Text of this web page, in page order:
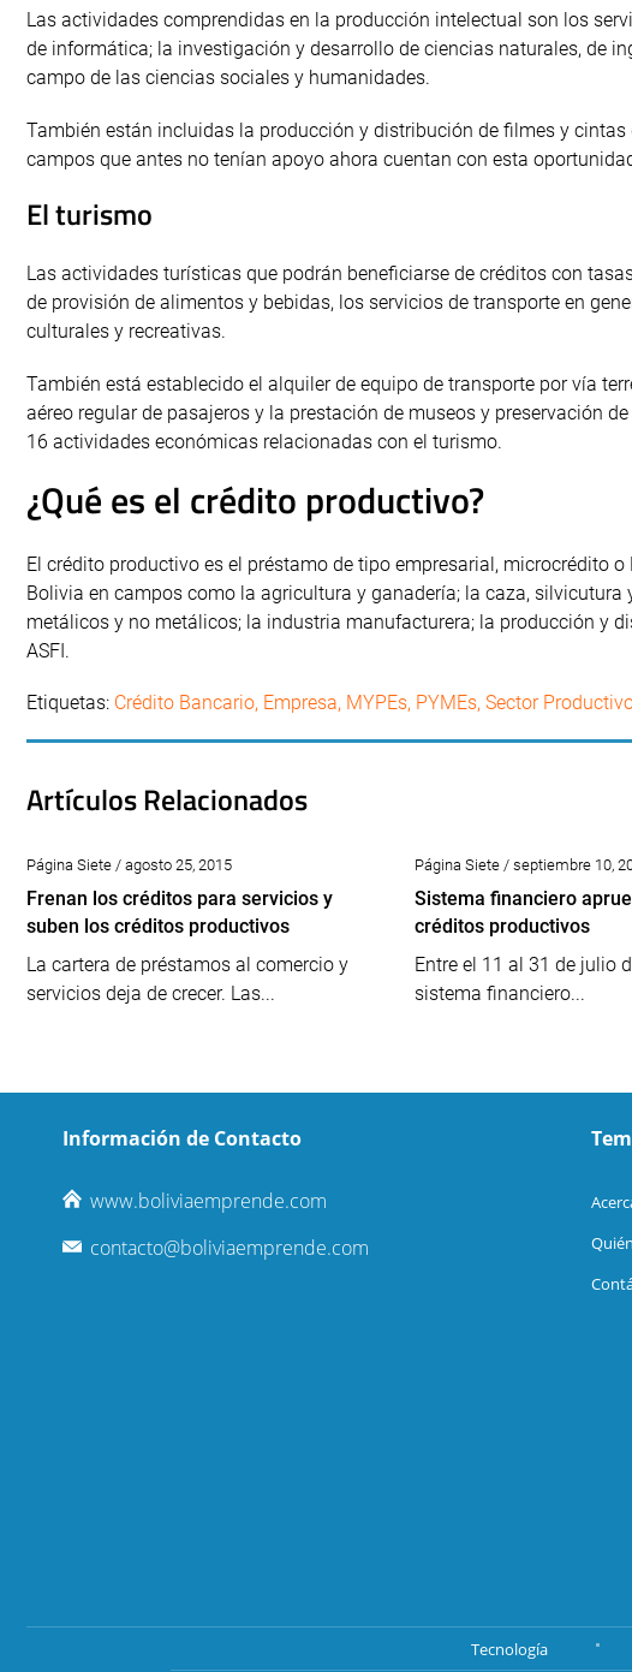
Las actividades comprendidas en la producción intelectual son los
de informática; la investigación y desarrollo de ciencias naturales, de
campo de las ciencias sociales y humanidades.
También están incluidas la producción y distribución de filmes y
campos que antes no tenían apoyo ahora cuentan con esta
El turismo
Las actividades turísticas que podrán beneficiarse de créditos con
de provisión de alimentos y bebidas, los servicios de transporte en
culturales y recreativas.
También está establecido el alquiler de equipo de transporte por vía
aéreo regular de pasajeros y la prestación de museos y preservación
16 actividades económicas relacionadas con el turismo.
¿Qué es el crédito productivo?
El crédito productivo es el préstamo de tipo empresarial, microcrédito
Bolivia en campos como la agricultura y ganadería; la caza,
metálicos y no metálicos; la industria manufacturera; la producción y
ASFI.
Etiquetas: Crédito Bancario, Empresa, MYPEs, PYMEs, Sector
Artículos Relacionados
Página Siete / agosto 25, 2015
Frenan los créditos para servicios y
suben los créditos productivos
La cartera de préstamos al comercio y
servicios deja de crecer. Las...
Página Siete / septiembre 10,
Sistema financiero
créditos productivos
Entre el 11 al 31 de julio
sistema financiero...
Información de Contacto
www.boliviaemprende.com
contacto@boliviaemprende.com
Tecnología